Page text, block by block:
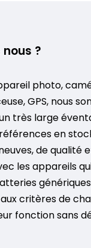
?
photo,
GPS, nous
très large
en
de qualité
les appareils
critères de
fonction sans